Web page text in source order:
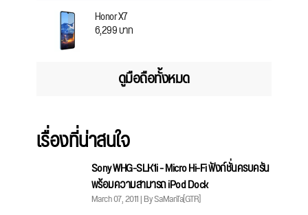
Honor X7
6,299 บาท
ดูมือถือทั้งหมด
เรื่องที่น่าสนใจ
Sony WHG-SLK1i - Micro Hi-Fi ฟังก์ชั่นครบครัน
พร้อมความสามารถ iPod Dock
March 07, 2011 | By SaManTa[GTR]